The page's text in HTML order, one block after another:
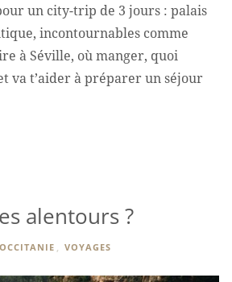
un city-trip de 3 jours : palais
incontournables comme
à Séville, où manger, quoi
va t’aider à préparer un séjour
alentours ?
OCCITANIE , VOYAGES